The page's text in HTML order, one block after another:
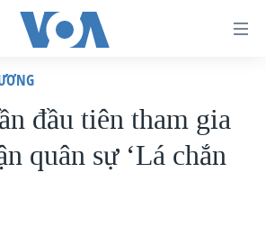
đầu tiên tham gia
quân sự ‘Lá chắn